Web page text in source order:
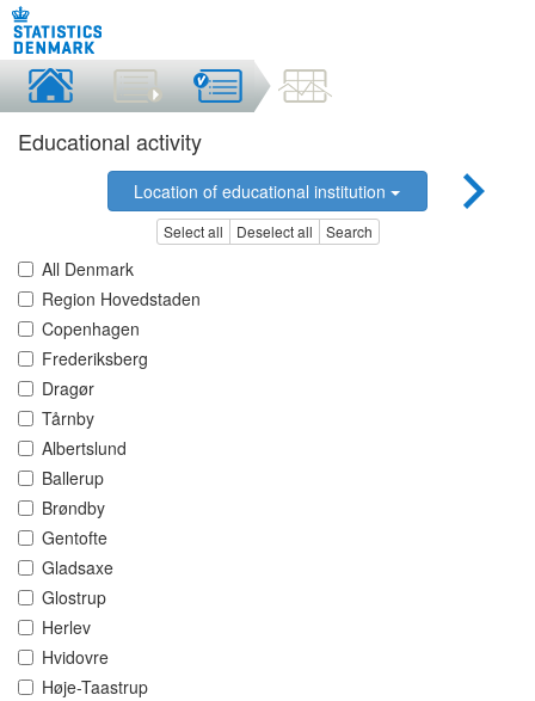
Educational activity
Location of educational institution
Select all Deselect all Search
All Denmark
Region Hovedstaden
Copenhagen
Frederiksberg
Dragør
Tårnby
Albertslund
Ballerup
Brøndby
Gentofte
Gladsaxe
Glostrup
Herlev
Hvidovre
Høje-Taastrup